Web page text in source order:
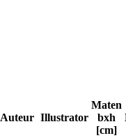
Auteur Illustrator
Maten
bxh
[cm]